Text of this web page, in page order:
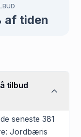
af tiden
tilbud
seneste 381
Jordbæris